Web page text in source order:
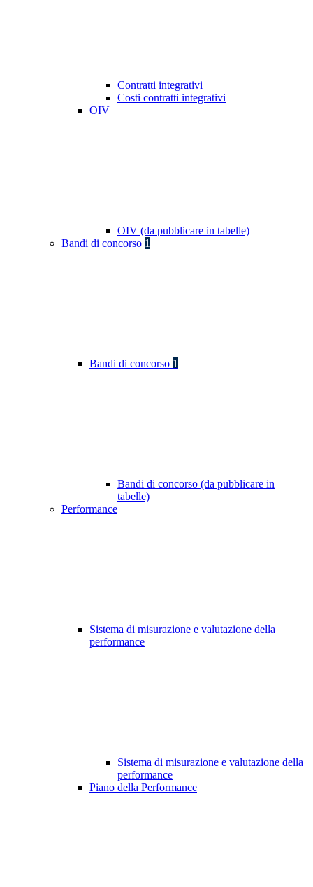
Contratti integrativi
Costi contratti integrativi
OIV
OIV (da pubblicare in tabelle)
Bandi di concorso 1
Bandi di concorso 1
Bandi di concorso (da pubblicare in
tabelle)
Performance
Sistema di misurazione e valutazione della
performance
Sistema di misurazione e valutazione della
performance
Piano della Performance